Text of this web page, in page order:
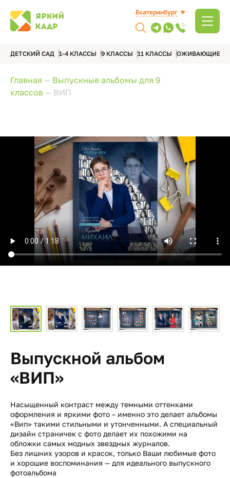
Екатеринбург
ДЕТСКИЙ САД 1-4 КЛАССЫ 9 КЛАССЫ 11 КЛАССЫ ОЖИВАЮЩИЕ
Главная — Выпускные альбомы для 9
классов — ВИП
Выпускной альбом
«ВИП»
Насыщенный контраст между темными оттенками
оформления и яркими фото – именно это делает альбомы
«Вип» такими стильными и утонченными. А специальный
дизайн страничек с фото делает их похожими на
обложки самых модных звездных журналов.
Без лишних узоров и красок, только Ваши любимые фото
и хорошие воспоминания — для идеального выпускного
фотоальбома